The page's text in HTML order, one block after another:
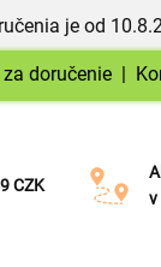
je od
doručenie |
CZK
v